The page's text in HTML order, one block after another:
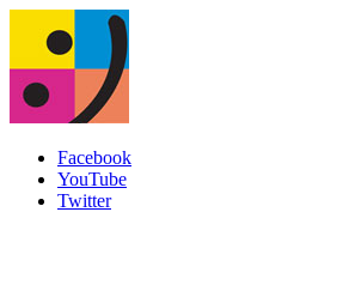
Facebook
YouTube
Twitter